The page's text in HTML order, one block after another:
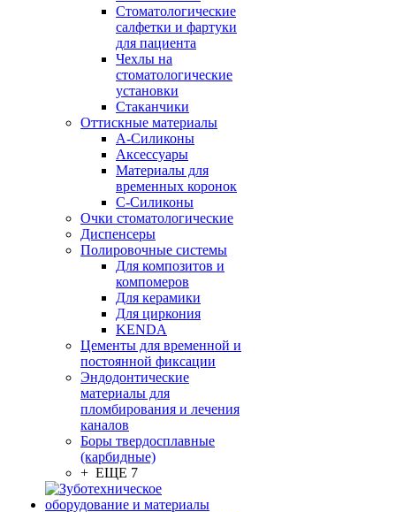
Стоматологические
салфетки и фартуки
для пациента
Чехлы на
стоматологические
установки
Стаканчики
Оттискные материалы
А-Силиконы
Аксессуары
Материалы для
временных коронок
С-Силиконы
Очки стоматологические
Диспенсеры
Полировочные системы
Для композитов и
компомеров
Для керамики
Для циркония
KENDA
Цементы для временной и
постоянной фиксации
Эндодонтические
материалы для
пломбирования и лечения
каналов
Боры твердосплавные
(карбидные)
+ ЕЩЕ 7